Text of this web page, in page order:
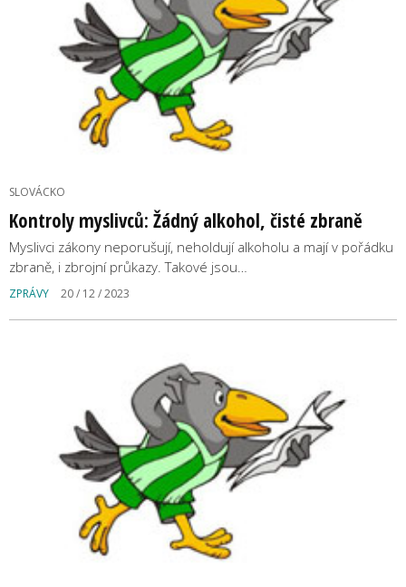
SLOVÁCKO
Kontroly myslivců: Žádný alkohol, čisté zbraně
Myslivci zákony neporušují, neholdují alkoholu a mají v pořádku
zbraně, i zbrojní průkazy. Takové jsou…
ZPRÁVY 20 / 12 / 2023